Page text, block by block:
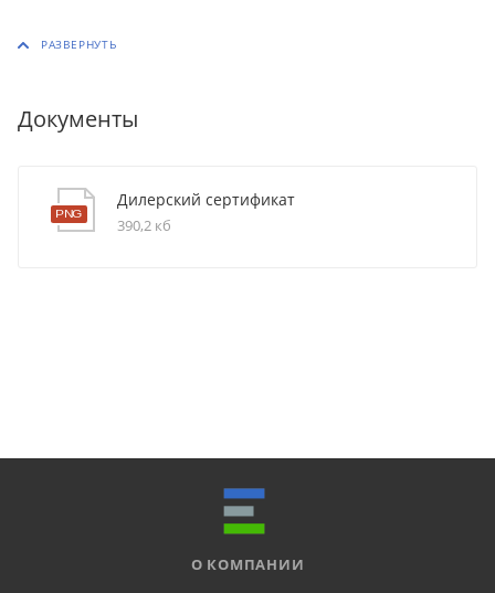
Документы
Дилерский сертификат
390,2 кб
О КОМПАНИИ